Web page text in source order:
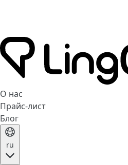
О нас
Прайс-лист
Блог
ru